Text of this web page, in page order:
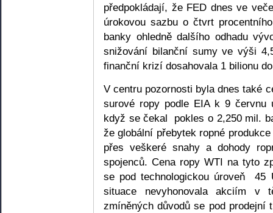
předpokládají, že FED dnes ve
úrokovou sazbu o čtvrt
banky ohledně dalšího odhadu
snižování bilanční sumy ve výši
finanční krizí dosahovala 1 bilionu
V centru pozornosti byla dnes také
surové ropy podle EIA k 9 červnu
když se čekal pokles o 2,250 mil.
že globální přebytek ropné
přes veškeré snahy a dohody
spojenců. Cena ropy WTI na tyto
se pod technologickou úroveň
situace nevyhonovala akciím
zmíněných důvodů se pod prodejní